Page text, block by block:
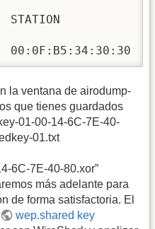
la ventana de airodump-
que tienes guardados
01-00-14-6C-7E-40-
01.txt
6C-7E-40-80.xor”
más adelante para
de forma satisfactoria. El
wep.shared key